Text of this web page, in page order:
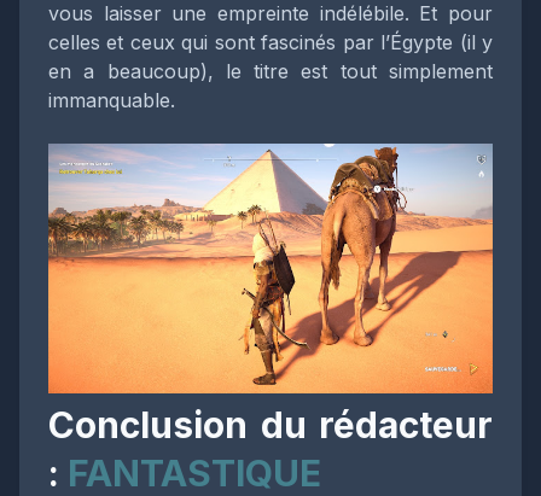
vous laisser une empreinte indélébile. Et pour
celles et ceux qui sont fascinés par l’Égypte (il y
en a beaucoup), le titre est tout simplement
immanquable.
Conclusion du rédacteur
: FANTASTIQUE